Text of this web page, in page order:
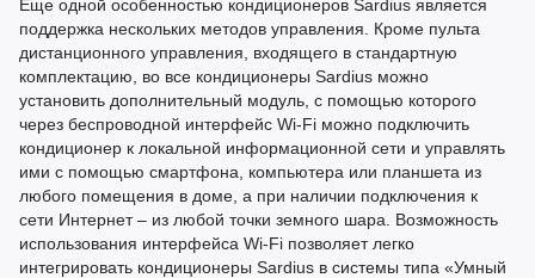
Еще одной особенностью кондиционеров Sardius является
поддержка нескольких методов управления. Кроме пульта
дистанционного управления, входящего в стандартную
комплектацию, во все кондиционеры Sardius можно
установить дополнительный модуль, с помощью которого
через беспроводной интерфейс Wi-Fi можно подключить
кондиционер к локальной информационной сети и управлять
ими с помощью смартфона, компьютера или планшета из
любого помещения в доме, а при наличии подключения к
сети Интернет – из любой точки земного шара. Возможность
использования интерфейса Wi-Fi позволяет легко
интегрировать кондиционеры Sardius в системы типа «Умный